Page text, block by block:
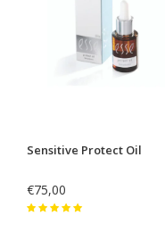
Sensitive Protect Oil
€75,00